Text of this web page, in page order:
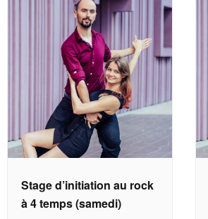
Stage d’initiation au rock
à 4 temps (samedi)